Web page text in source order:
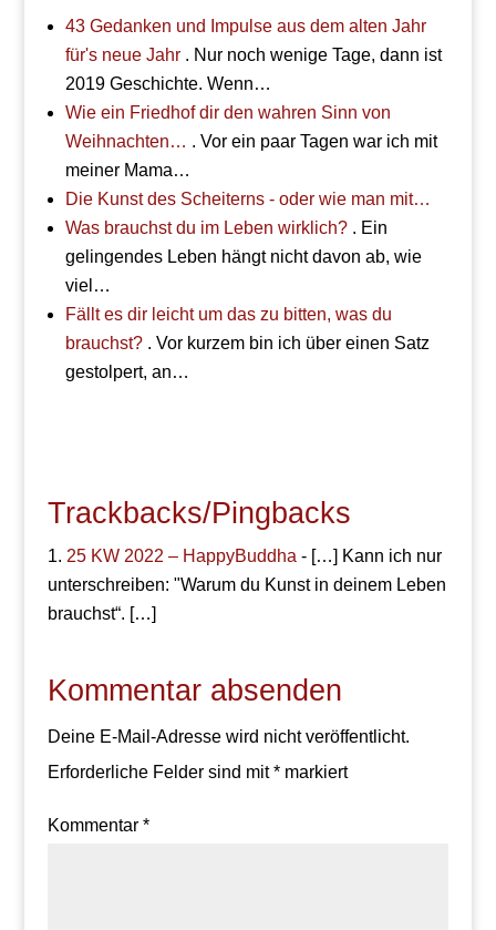
43 Gedanken und Impulse aus dem alten Jahr
für's neue Jahr. Nur noch wenige Tage, dann ist
2019 Geschichte. Wenn…
Wie ein Friedhof dir den wahren Sinn von
Weihnachten… . Vor ein paar Tagen war ich mit
meiner Mama…
Die Kunst des Scheiterns - oder wie man mit…
Was brauchst du im Leben wirklich?. Ein
gelingendes Leben hängt nicht davon ab, wie
viel…
Fällt es dir leicht um das zu bitten, was du
brauchst?. Vor kurzem bin ich über einen Satz
gestolpert, an…
Trackbacks/Pingbacks
25 KW 2022 – HappyBuddha - […] Kann ich nur
unterschreiben: "Warum du Kunst in deinem Leben
brauchst“. […]
Kommentar absenden
Deine E-Mail-Adresse wird nicht veröffentlicht.
Erforderliche Felder sind mit*markiert
Kommentar *